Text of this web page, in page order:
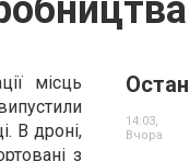
місць
В дроні,
з
14:03,
Вчора